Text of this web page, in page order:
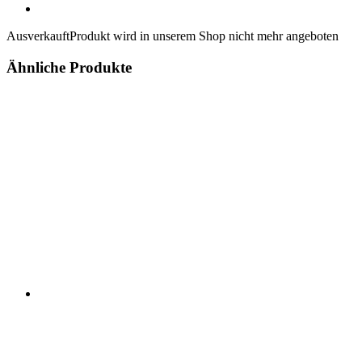
AusverkauftProdukt wird in unserem Shop nicht mehr angeboten
Ähnliche Produkte